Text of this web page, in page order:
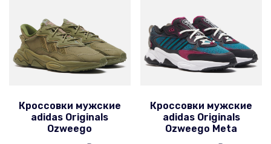
Кроссовки мужские
adidas Originals
Ozweego
Кроссовки мужские
adidas Originals
Ozweego Meta